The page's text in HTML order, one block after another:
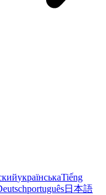
українськаTiếng
português日本語